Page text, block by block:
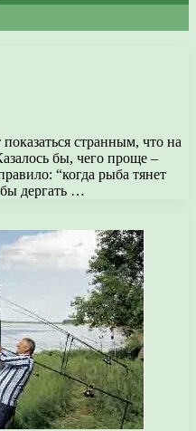
странным, что на
бы, чего проще –
“когда рыба тянет
бы дергать …